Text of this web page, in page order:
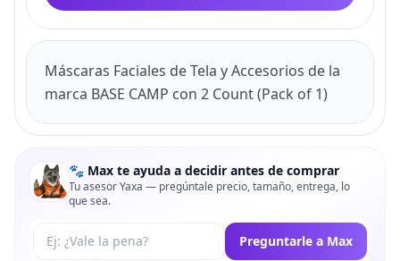
Máscaras Faciales de Tela y Accesorios de la
marca BASE CAMP con 2 Count (Pack of 1)
🐾 Max te ayuda a decidir antes de comprar
Tu asesor Yaxa — pregúntale precio, tamaño, entrega, lo
que sea.
Tu pregunta a Max Preguntarle a Max